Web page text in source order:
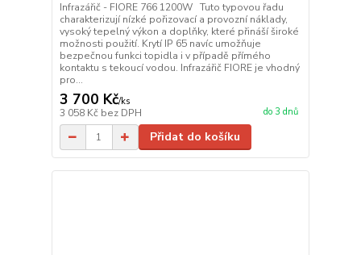
Infrazářič - FIORE 766 1200W Tuto typovou řadu
charakterizují nízké pořizovací a provozní náklady,
vysoký tepelný výkon a doplňky, které přináší široké
možnosti použití. Krytí IP 65 navíc umožňuje
bezpečnou funkci topidla i v případě přímého
kontaktu s tekoucí vodou. Infrazářič FIORE je vhodný
pro...
3 700 Kč/ks
3 058 Kč bez DPH do 3 dnů
Přidat do košíku